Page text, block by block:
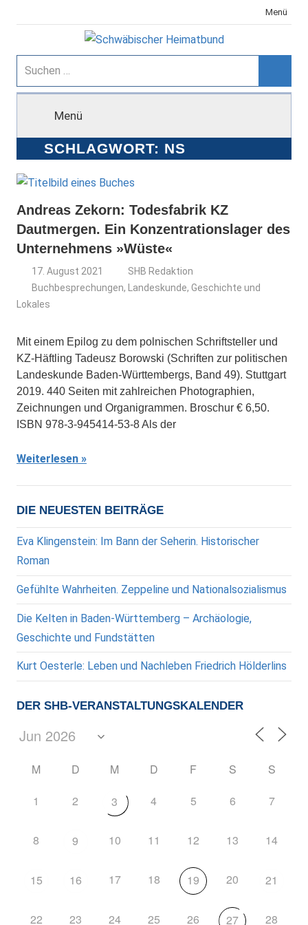
Inhalt
Menü
Schwäbischer
Heimatbund
Suchen
nach:
Menü
SCHLAGWORT: NS
Andreas Zekorn: Todesfabrik KZ
Dautmergen. Ein Konzentrationslager des
Unternehmens »Wüste«
17. August 2021
SHB Redaktion
Buchbesprechungen,
Landeskunde, Geschichte und
Lokales
Mit einem Epilog zu dem polnischen Schriftsteller und
KZ-Häftling Tadeusz Borowski (Schriften zur politischen
Landeskunde Baden-Württembergs, Band 49). Stuttgart
2019. 440 Seiten mit zahlreichen Photographien,
Zeichnungen und Organigrammen. Broschur € 6,50.
ISBN 978-3-945414-53-8 Als der
Weiterlesen
DIE NEUESTEN BEITRÄGE
Eva Klingenstein: Im Bann der Seherin. Historischer
Roman
Gefühlte Wahrheiten. Zeppeline und Nationalsozialismus
Die Kelten in Baden-Württemberg – Archäologie,
Geschichte und Fundstätten
Kurt Oesterle: Leben und Nachleben Friedrich Hölderlins
DER SHB-VERANSTALTUNGSKALENDER
M D M D F S S
1 2 3 4 5 6 7
8 9 10 11 12 13 14
15 16 17 18 19 20 21
22 23 24 25 26 27 28